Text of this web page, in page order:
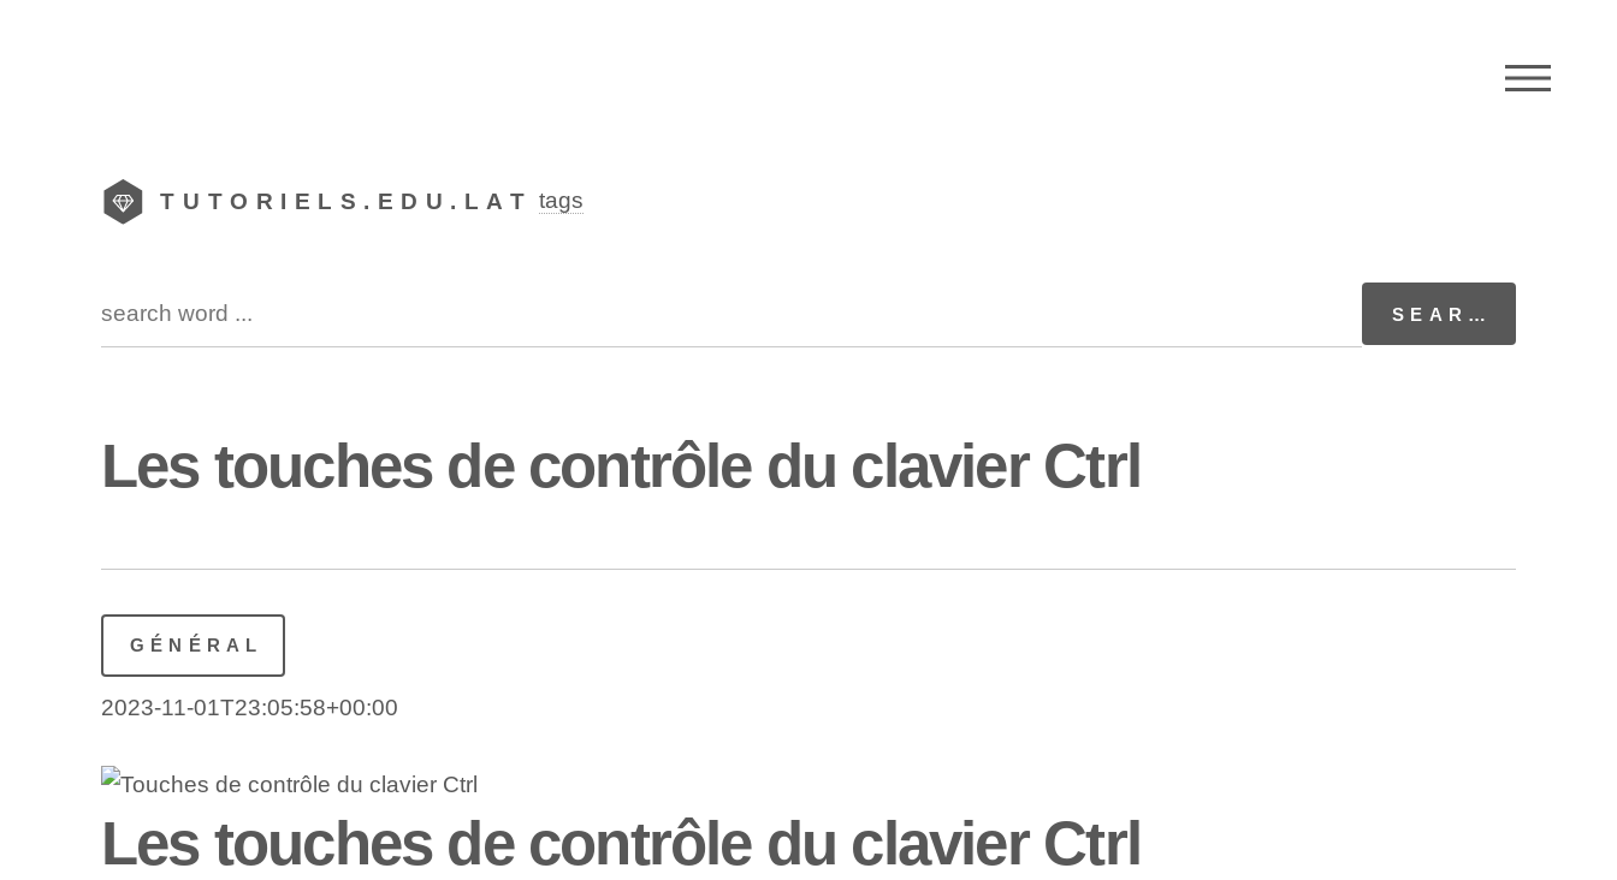
TUTORIELS.EDU.LAT tags
Les touches de contrôle du clavier Ctrl
GÉNÉRAL
2023-11-01T23:05:58+00:00
Les touches de contrôle du clavier Ctrl